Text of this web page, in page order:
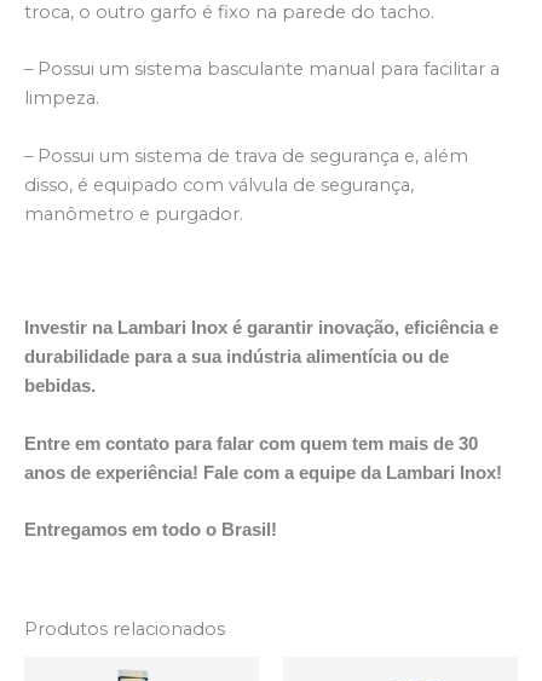
troca, o outro garfo é fixo na parede do tacho.
– Possui um sistema basculante manual para facilitar a
limpeza.
– Possui um sistema de trava de segurança e, além
disso, é equipado com válvula de segurança,
manômetro e purgador.
Investir na Lambari Inox é garantir inovação, eficiência e
durabilidade para a sua indústria alimentícia ou de
bebidas.
Entre em contato para falar com quem tem mais de 30
anos de experiência! Fale com a equipe da Lambari Inox!
Entregamos em todo o Brasil!
Produtos relacionados